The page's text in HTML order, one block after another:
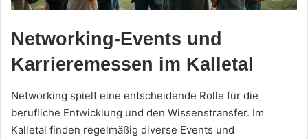
Networking-Events und
Karrieremessen im Kalletal
Networking spielt eine entscheidende Rolle für die
berufliche Entwicklung und den Wissenstransfer. Im
Kalletal finden regelmäßig diverse Events und